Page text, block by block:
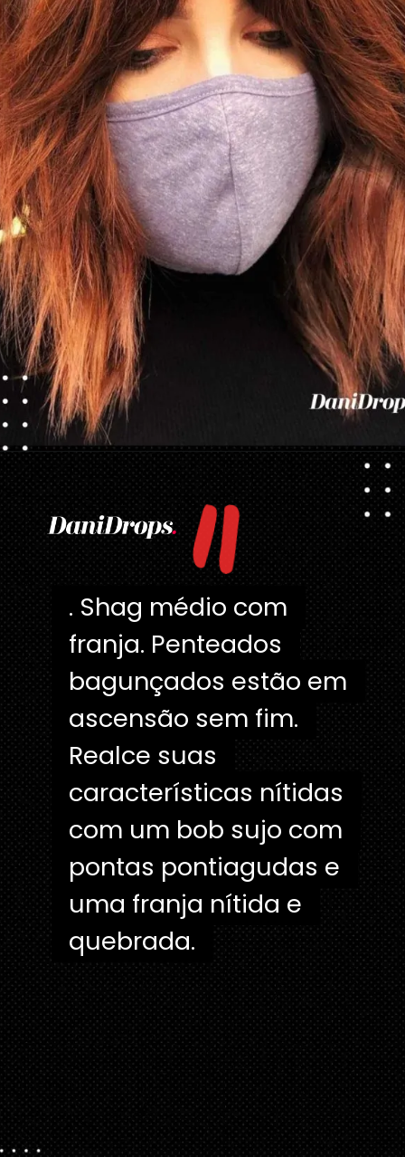
Opening "
. Shag médio com
franja. Penteados
bagunçados estão em
ascensão sem fim.
Realce suas
características nítidas
com um bob sujo com
pontas pontiagudas e
uma franja nítida e
quebrada.
. Shag médio com
franja. Penteados
bagunçados estão em
ascensão sem fim.
Realce suas
características nítidas
com um bob sujo com
pontas pontiagudas e
uma franja nítida e